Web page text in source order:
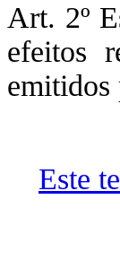
Art. 2º
efeitos
emitidos
Este